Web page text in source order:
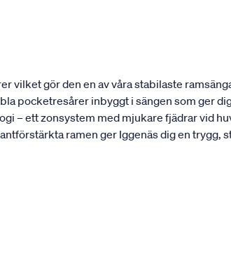
vilket gör den en av våra stabilaste
pocketresårer inbyggt i sängen som ger
– ett zonsystem med mjukare fjädrar vid
ramen ger Iggenäs dig en trygg,